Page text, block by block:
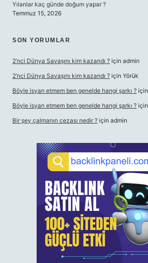
Yılanlar kaç günde doğum yapar ?
Temmuz 15, 2026
SON YORUMLAR
2’nci Dünya Savaşını kim kazandı ? için admin
2’nci Dünya Savaşını kim kazandı ? için Yörük
Böyle isyan etmem ben genelde hangi şarkı ? için
Böyle isyan etmem ben genelde hangi şarkı ? için
Bir şey çalmanın cezası nedir ? için admin